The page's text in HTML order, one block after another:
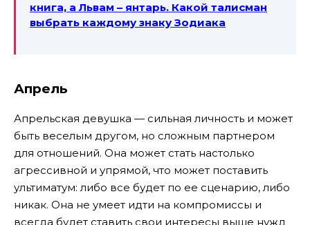
книга, а Львам – янтарь. Какой талисман
выбрать каждому знаку Зодиака
Апрель
Апрельская девушка — сильная личность и может
быть веселым другом, но сложным партнером
для отношений. Она может стать настолько
агрессивной и упрямой, что может поставить
ультиматум: либо все будет по ее сценарию, либо
никак. Она не умеет идти на компромиссы и
всегда будет ставить свои интересы выше нужд